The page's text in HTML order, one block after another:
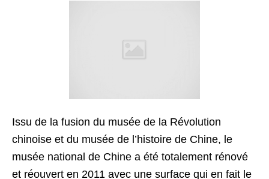
Issu de la fusion du musée de la Révolution
chinoise et du musée de l’histoire de Chine, le
musée national de Chine a été totalement rénové
et réouvert en 2011 avec une surface qui en fait le